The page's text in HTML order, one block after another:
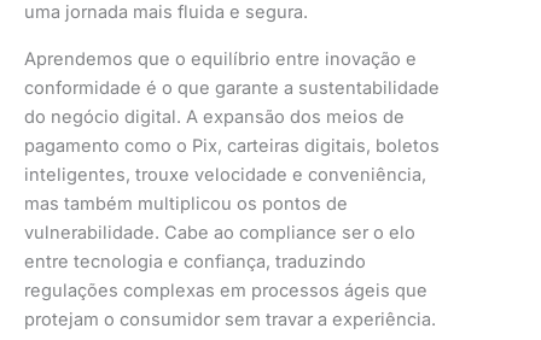
uma jornada mais fluida e segura.
Aprendemos que o equilíbrio entre inovação e
conformidade é o que garante a sustentabilidade
do negócio digital. A expansão dos meios de
pagamento como o Pix, carteiras digitais, boletos
inteligentes, trouxe velocidade e conveniência,
mas também multiplicou os pontos de
vulnerabilidade. Cabe ao compliance ser o elo
entre tecnologia e confiança, traduzindo
regulações complexas em processos ágeis que
protejam o consumidor sem travar a experiência.